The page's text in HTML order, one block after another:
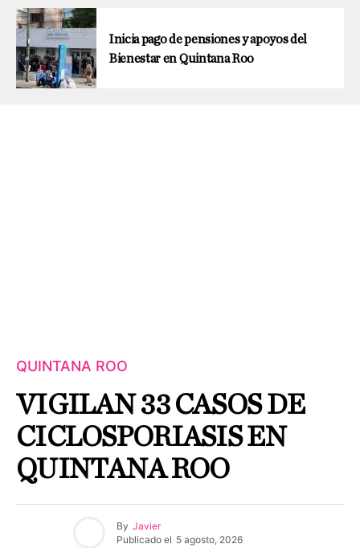
Inicia pago de pensiones y apoyos del
Bienestar en Quintana Roo
QUINTANA ROO
VIGILAN 33 CASOS DE
CICLOSPORIASIS EN
QUINTANA ROO
By Javier
Publicado el 5 agosto, 2026